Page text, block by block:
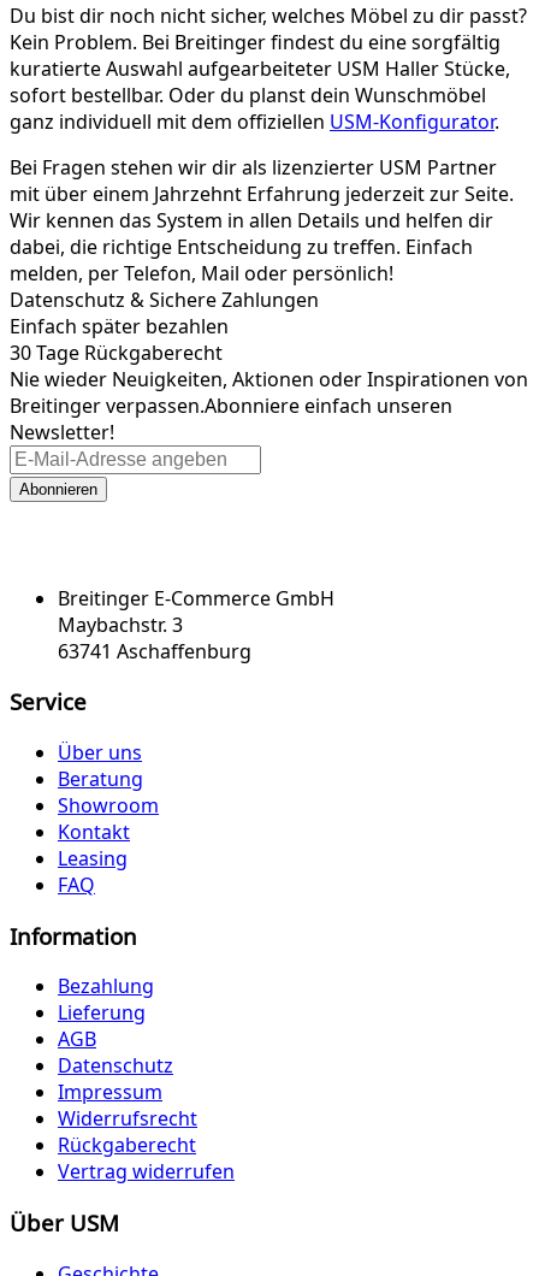
Du bist dir noch nicht sicher, welches Möbel zu dir passt?
Kein Problem. Bei Breitinger findest du eine sorgfältig
kuratierte Auswahl aufgearbeiteter USM Haller Stücke,
sofort bestellbar. Oder du planst dein Wunschmöbel
ganz individuell mit dem offiziellen USM-Konfigurator.
Bei Fragen stehen wir dir als lizenzierter USM Partner
mit über einem Jahrzehnt Erfahrung jederzeit zur Seite.
Wir kennen das System in allen Details und helfen dir
dabei, die richtige Entscheidung zu treffen. Einfach
melden, per Telefon, Mail oder persönlich!
Datenschutz & Sichere Zahlungen
Einfach später bezahlen
30 Tage Rückgaberecht
Nie wieder Neuigkeiten, Aktionen oder Inspirationen von
Breitinger verpassen.Abonniere einfach unseren
Newsletter!
Abonnieren
Breitinger E-Commerce GmbH
Maybachstr. 3
63741 Aschaffenburg
Service
Über uns
Beratung
Showroom
Kontakt
Leasing
FAQ
Information
Bezahlung
Lieferung
AGB
Datenschutz
Impressum
Widerrufsrecht
Rückgaberecht
Vertrag widerrufen
Über USM